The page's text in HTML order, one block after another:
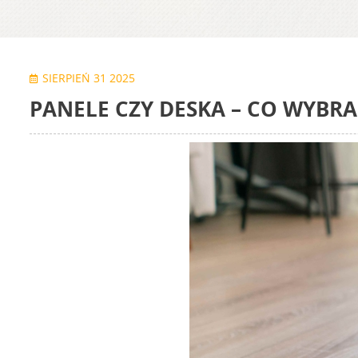
SIERPIEŃ 31 2025
PANELE CZY DESKA – CO